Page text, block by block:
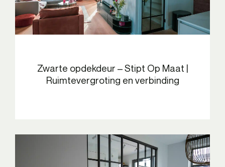
Zwarte opdekdeur – Stipt Op Maat |
Ruimtevergroting en verbinding